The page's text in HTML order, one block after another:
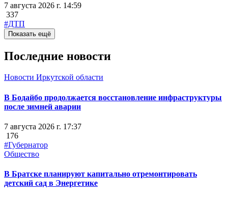
7 августа 2026 г. 14:59
337
#ДТП
Показать ещё
Последние новости
Новости Иркутской области
В Бодайбо продолжается восстановление инфраструктуры
после зимней аварии
7 августа 2026 г. 17:37
176
#Губернатор
Общество
В Братске планируют капитально отремонтировать
детский сад в Энергетике